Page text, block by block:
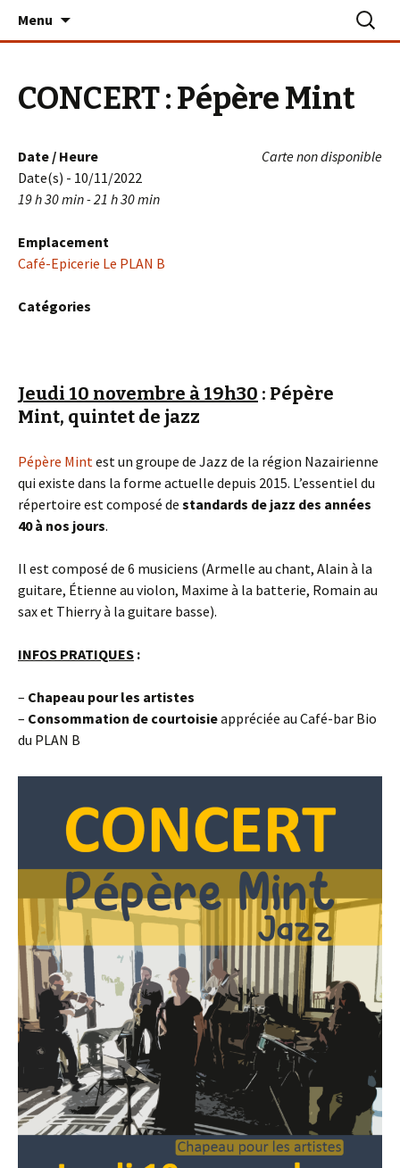
Le PLAN B – La Turballe
Menu
CONCERT : Pépère Mint
Carte non disponible
Date / Heure
Date(s) - 10/11/2022
19 h 30 min - 21 h 30 min
Emplacement
Café-Epicerie Le PLAN B
Catégories
Jeudi 10 novembre à 19h30 : Pépère
Mint, quintet de jazz
Pépère Mintest un groupe de Jazz de la région Nazairienne
qui existe dans la forme actuelle depuis 2015. L’essentiel du
répertoire est composé de standards de jazz des années
40 à nos jours.
Il est composé de 6 musiciens (Armelle au chant, Alain à la
guitare, Étienne au violon, Maxime à la batterie, Romain au
sax et Thierry à la guitare basse).
INFOS PRATIQUES :
– Chapeau pour les artistes
– Consommation de courtoisieappréciée au Café-bar Bio
du PLAN B